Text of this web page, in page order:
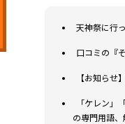
天神祭に行
口コミの『
【お知らせ
「ケレン」
の専門用語、